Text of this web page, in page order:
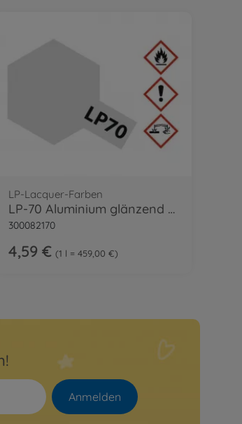
LP-Lacquer-Farben
LP-70 Aluminium glänzend 10ml
300082170
4,59 € 1 l = 459,00 €
Anmelden